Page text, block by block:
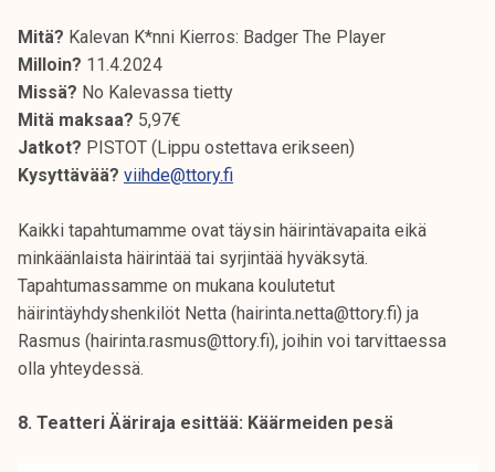
Mitä? Kalevan K*nni Kierros: Badger The Player
Milloin? 11.4.2024
Missä? No Kalevassa tietty
Mitä maksaa? 5,97€
Jatkot? PISTOT (Lippu ostettava erikseen)
Kysyttävää? viihde@ttory.fi
Kaikki tapahtumamme ovat täysin häirintävapaita eikä
minkäänlaista häirintää tai syrjintää hyväksytä.
Tapahtumassamme on mukana koulutetut
häirintäyhdyshenkilöt Netta (hairinta.netta@ttory.fi) ja
Rasmus (hairinta.rasmus@ttory.fi), joihin voi tarvittaessa
olla yhteydessä.
8. Teatteri Ääriraja esittää: Käärmeiden pesä